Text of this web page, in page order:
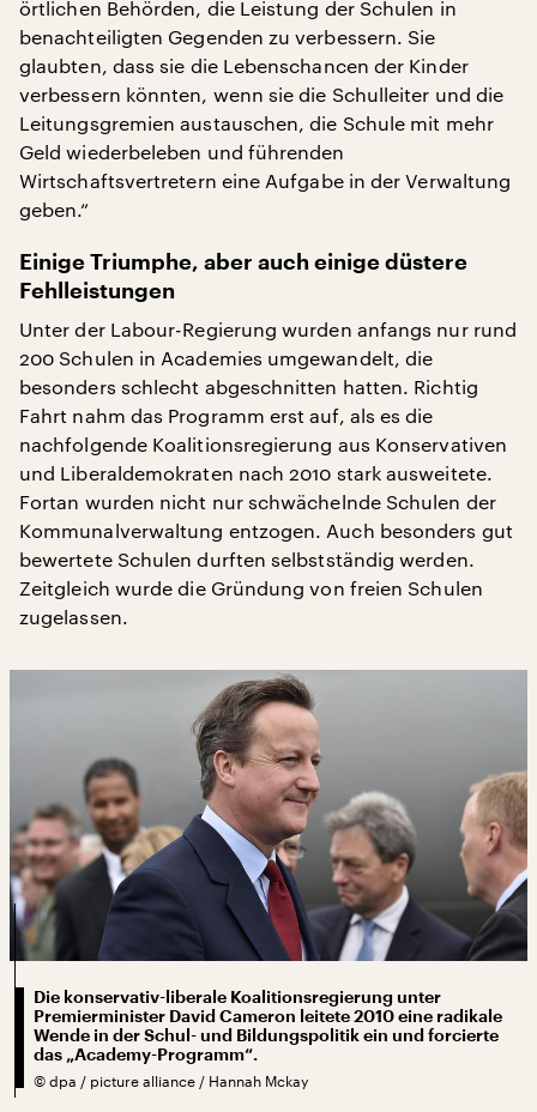
örtlichen Behörden, die Leistung der Schulen in
benachteiligten Gegenden zu verbessern. Sie
glaubten, dass sie die Lebenschancen der Kinder
verbessern könnten, wenn sie die Schulleiter und die
Leitungsgremien austauschen, die Schule mit mehr
Geld wiederbeleben und führenden
Wirtschaftsvertretern eine Aufgabe in der Verwaltung
geben.“
Einige Triumphe, aber auch einige düstere
Fehlleistungen
Unter der Labour-Regierung wurden anfangs nur rund
200 Schulen in Academies umgewandelt, die
besonders schlecht abgeschnitten hatten. Richtig
Fahrt nahm das Programm erst auf, als es die
nachfolgende Koalitionsregierung aus Konservativen
und Liberaldemokraten nach 2010 stark ausweitete.
Fortan wurden nicht nur schwächelnde Schulen der
Kommunalverwaltung entzogen. Auch besonders gut
bewertete Schulen durften selbstständig werden.
Zeitgleich wurde die Gründung von freien Schulen
zugelassen.
Die konservativ-liberale Koalitionsregierung unter
Premierminister David Cameron leitete 2010 eine radikale
Wende in der Schul- und Bildungspolitik ein und forcierte
das „Academy-Programm“.
© dpa / picture alliance / Hannah Mckay